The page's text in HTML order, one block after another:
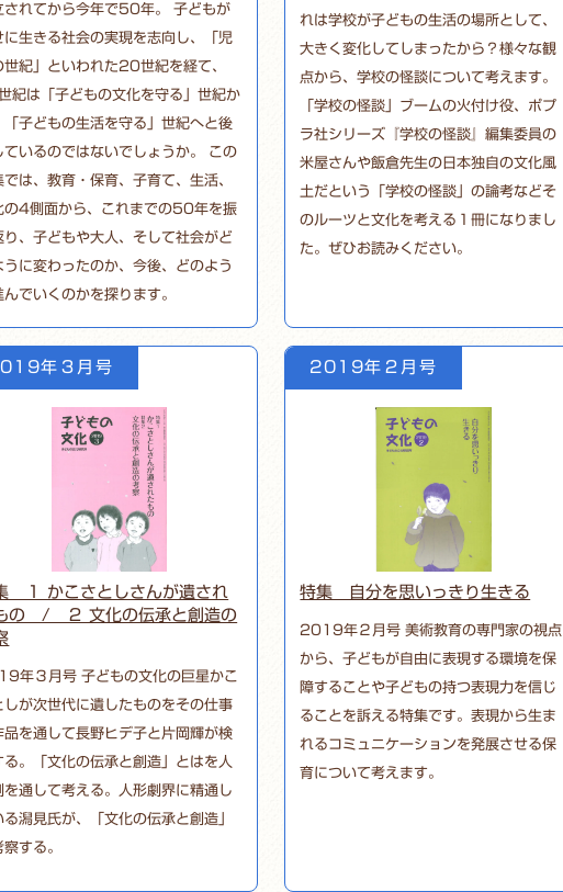
されてから今年で50年。 子どもが
に生きる社会の実現を志向し、「児
世紀」といわれた20世紀を経て、
紀は「子どもの文化を守る」世紀か
「子どもの生活を守る」世紀へと後
ているのではないでしょうか。 この
では、教育・保育、子育て、生活、
の4側面から、これまでの50年を振
り、子どもや大人、そして社会がど
うに変わったのか、今後、どのよう
んでいくのかを探ります。
れは学校が子どもの生活の場所として、
大きく変化してしまったから？様々な観
点から、学校の怪談について考えます。
「学校の怪談」ブームの火付け役、ポプ
ラ社シリーズ『学校の怪談』編集委員の
米屋さんや飯倉先生の日本独自の文化風
土だという「学校の怪談」の論考などそ
のルーツと文化を考える１冊になりまし
た。ぜひお読みください。
年３月号
１ かこさとしさんが遺され
の / ２ 文化の伝承と創造の
年３月号 子どもの文化の巨星かこ
しが次世代に遺したものをその仕事
品を通して長野ヒデ子と片岡輝が検
る。「文化の伝承と創造」とはを人
を通して考える。人形劇界に精通し
る潟見氏が、「文化の伝承と創造」
察する。
2019年２月号
特集 自分を思いっきり生きる
2019年２月号 美術教育の専門家の視点
から、子どもが自由に表現する環境を保
障することや子どもの持つ表現力を信じ
ることを訴える特集です。表現から生ま
れるコミュニケーションを発展させる保
育について考えます。